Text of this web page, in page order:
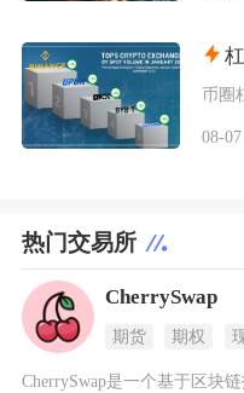
08-07
热门交易所
CherrySwap
期货 期权